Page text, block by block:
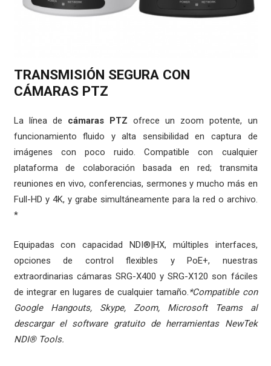
TRANSMISIÓN SEGURA CON
CÁMARAS PTZ
La línea de cámaras PTZ ofrece un zoom potente, un
funcionamiento fluido y alta sensibilidad en captura de
imágenes con poco ruido. Compatible con cualquier
plataforma de colaboración basada en red; transmita
reuniones en vivo, conferencias, sermones y mucho más en
Full-HD y 4K, y grabe simultáneamente para la red o archivo.
*
Equipadas con capacidad NDI®|HX, múltiples interfaces,
opciones de control flexibles y PoE+, nuestras
extraordinarias cámaras SRG-X400 y SRG-X120 son fáciles
de integrar en lugares de cualquier tamaño.*Compatible con
Google Hangouts, Skype, Zoom, Microsoft Teams al
descargar el software gratuito de herramientas NewTek
NDI® Tools.